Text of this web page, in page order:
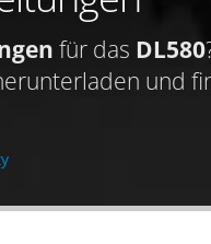
für das DL580
und